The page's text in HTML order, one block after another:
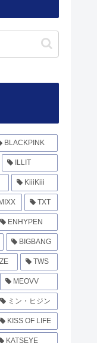
BLACKPINK
ILLIT
KiiiKiii
TXT
ENHYPEN
BIGBANG
TWS
MEOVV
ミン・ヒジン
KISS OF LIFE
KATSEYE